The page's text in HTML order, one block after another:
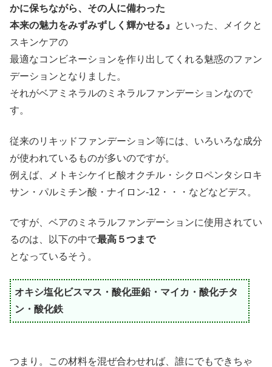
かに保ちながら、その人に備わった
本来の魅力をみずみずしく輝かせる』
といった、メイクと
スキンケアの
最適なコンビネーションを作り出してくれる魅惑のファン
デーションとなりました。
それがベアミネラルのミネラルファンデーションなので
す。
従来のリキッドファンデーション等には、いろいろな成分
が使われているものが多いのですが。
例えば、メトキシケイヒ酸オクチル・シクロペンタシロキ
サン・パルミチン酸・ナイロン-12・・・などなどデス。
ですが、ベアのミネラルファンデーションに使用されてい
るのは、以下の中で最高５つまで
となっているそう。
オキシ塩化ビスマス・酸化亜鉛・マイカ・酸化チタ
ン・酸化鉄
つまり。この材料を混ぜ合わせれば、誰にでもできちゃ